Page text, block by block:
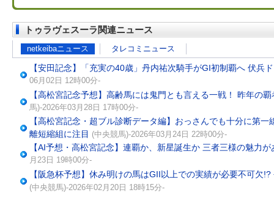
トゥラヴェスーラ関連ニュース
netkeibaニュース タレコミニュース
【安田記念】「充実の40歳」丹内祐次騎手がGI初制覇へ 伏兵
06月02日 12時00分-
【高松宮記念予想】高齢馬には鬼門とも言える一戦！ 昨年の
馬)-2026年03月28日 17時00分-
【高松宮記念・超ブル診断データ編】おっさんでも十分に第
離短縮組に注目 (中央競馬)-2026年03月24日 22時00分-
【AI予想・高松宮記念】連覇か、新星誕生か 三者三様の魅力
月23日 19時00分-
【阪急杯予想】休み明けの馬はGII以上での実績が必要不可欠
(中央競馬)-2026年02月20日 18時15分-